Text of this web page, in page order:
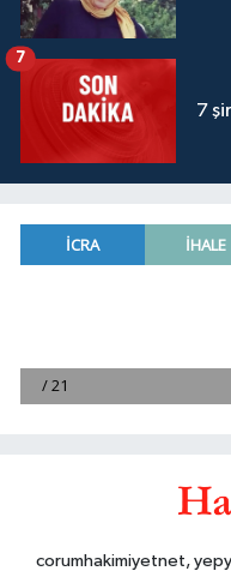
7
7
corumhakimiyetnet,